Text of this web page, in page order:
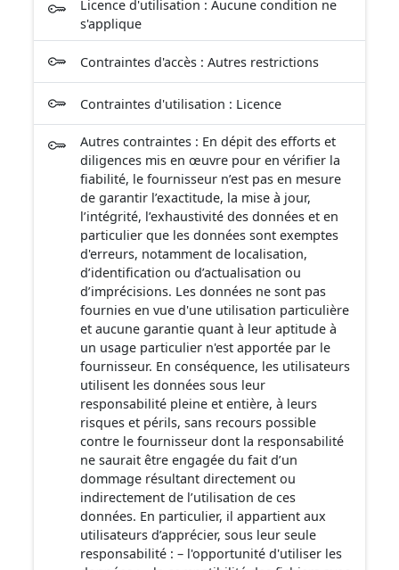
Licence d'utilisation : Aucune condition ne
s'applique
Contraintes d'accès : Autres restrictions
Contraintes d'utilisation : Licence
Autres contraintes : En dépit des efforts et
diligences mis en œuvre pour en vérifier la
fiabilité, le fournisseur n’est pas en mesure
de garantir l’exactitude, la mise à jour,
l’intégrité, l’exhaustivité des données et en
particulier que les données sont exemptes
d'erreurs, notamment de localisation,
d’identification ou d’actualisation ou
d’imprécisions. Les données ne sont pas
fournies en vue d'une utilisation particulière
et aucune garantie quant à leur aptitude à
un usage particulier n'est apportée par le
fournisseur. En conséquence, les utilisateurs
utilisent les données sous leur
responsabilité pleine et entière, à leurs
risques et périls, sans recours possible
contre le fournisseur dont la responsabilité
ne saurait être engagée du fait d’un
dommage résultant directement ou
indirectement de l’utilisation de ces
données. En particulier, il appartient aux
utilisateurs d’apprécier, sous leur seule
responsabilité : – l'opportunité d'utiliser les